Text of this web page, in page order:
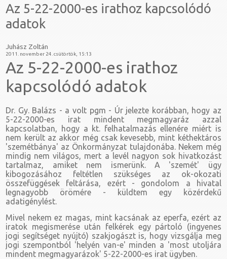
Az 5-22-2000-es irathoz kapcsolódó
adatok
Juhász Zoltán
2011. november 24. csütörtök, 15:13
Az 5-22-2000-es irathoz
kapcsolódó adatok
Dr. Gy. Balázs - a volt pgm - Úr jelezte korábban, hogy az
5-22-2000-es irat mindent megmagyaráz azzal
kapcsolatban, hogy a kt. felhatalmazás ellenére miért is
nem került az akkor még csak kevesebb, mint kéthektáros
'szemétbánya' az Önkormányzat tulajdonába. Nekem még
mindig nem világos, mert a levél nagyon sok hivatkozást
tartalmaz, amiket nem ismerünk. A 'szemét' ügy
kibogozásához feltétlen szükséges az ok-okozati
összefüggések feltárása, ezért - gondolom a hivatal
legnagyobb örömére - küldtem egy közérdekű
adatigénylést.
Mivel nekem ez magas, mint kacsának az eperfa, ezért az
iratok megismerése után felkérek egy pártoló (ingyenes
jogi segítséget nyújtó) szakjogászt is, hogy vizsgálja meg
jogi szempontból 'helyén van-e' minden a 'most utoljára
mindent megmagyarázok' 5-22-2000-es irat ügyben.